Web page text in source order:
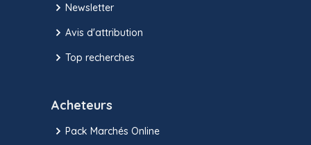
Newsletter
Avis d'attribution
Top recherches
Acheteurs
Pack Marchés Online